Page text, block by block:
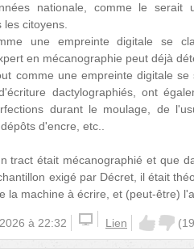
nationale, comme le serait
citoyens.
une empreinte digitale se
en mécanographie peut déjà
comme une empreinte digitale
dactylographiés, ont
durant le moulage, de
d'encre, etc..
tract était mécanographié et que
exigé par Décret, il était
la machine à écrire, et (peut-être)
à 22:32 Lien (19